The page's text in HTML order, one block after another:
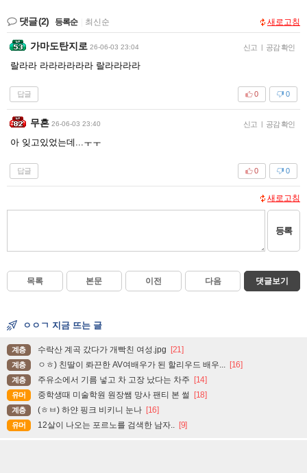
댓글(2) 등록순 최신순 새로고침
가마도탄지로 26-06-03 23:04 신고 | 공감 확인
랄라라 라라라라라라 랄라라라라
답글 0
0
무흔 26-06-03 23:40 신고 | 공감 확인
아 잊고있었는데...ㅜㅜ
답글 0
0
새로고침
등록
목록 본문 이전 다음 댓글보기
ㅇㅇㄱ 지금 뜨는 글
계층 수락산 계곡 갔다가 개빡친 여성.jpg [21]
계층 ㅇㅎ) 친딸이 롸끈한 AV여배우가 된 할리우드 배우... [16]
계층 주유소에서 기름 넣고 차 고장 났다는 차주 [14]
유머 중학생때 미술학원 원장쌤 망사 팬티 본 썰 [18]
계층 (ㅎㅂ) 하얀 핑크 비키니 눈나 [16]
유머 12살이 나오는 포르노를 검색한 남자.. [9]